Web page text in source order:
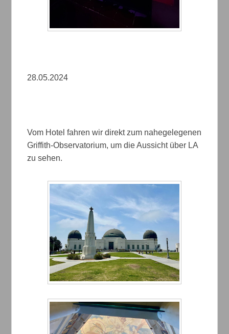
28.05.2024
Vom Hotel fahren wir direkt zum nahegelegenen
Griffith-Observatorium, um die Aussicht über LA
zu sehen.